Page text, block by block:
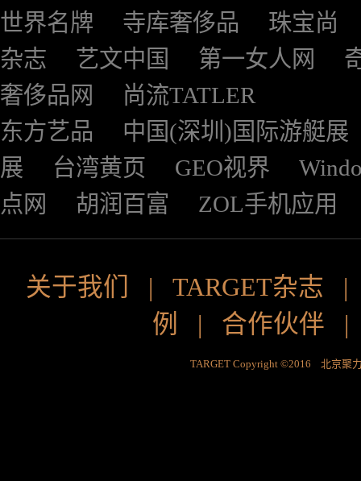
世界名牌
寺库奢侈品
珠宝尚
杂志
艺文中国 第一女人网
奢侈品网
尚流TATLER
东方艺品
中国(深圳)国际游艇展
展
台湾黄页 GEO视界
点网
胡润百富 ZOL手机应用
关于我们 | TARGET杂志
例
| 合作伙伴
TARGET Copyright ©2016 北京聚